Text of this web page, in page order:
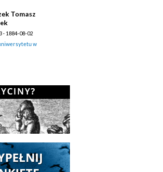
Tomasz
- 1884-08-02
w